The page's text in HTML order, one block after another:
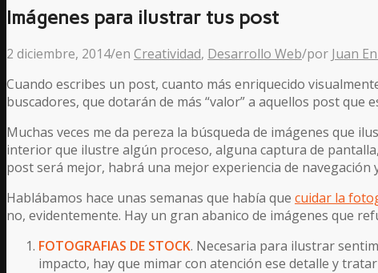
Imágenes para ilustrar tus post
2 diciembre, 2014/en Creatividad, Desarrollo Web/por Juan
Cuando escribes un post, cuanto más enriquecido
buscadores, que dotarán de más “valor” a aquellos post que
Muchas veces me da pereza la búsqueda de imágenes que
interior que ilustre algún proceso, alguna captura de
post será mejor, habrá una mejor experiencia de
Hablábamos hace unas semanas que había que cuidar la
no, evidentemente. Hay un gran abanico de imágenes que
FOTOGRAFIAS DE STOCK. Necesaria para ilustrar
impacto, hay que mimar con atención ese detalle y